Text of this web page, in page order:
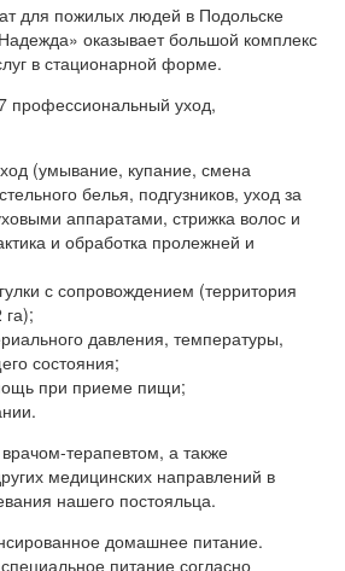
для пожилых людей в Подольске
оказывает большой комплекс
в стационарной форме.
профессиональный уход,
(умывание, купание, смена
белья, подгузников, уход за
аппаратами, стрижка волос и
и обработка пролежней и
с сопровождением (территория
давления, температуры,
состояния;
при приеме пищи;
терапевтом, а также
медицинских направлений в
нашего постояльца.
домашнее питание.
питание согласно